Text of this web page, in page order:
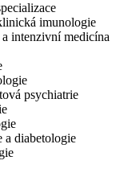
imunologie
intenzivní medicína
psychiatrie
a diabetologie